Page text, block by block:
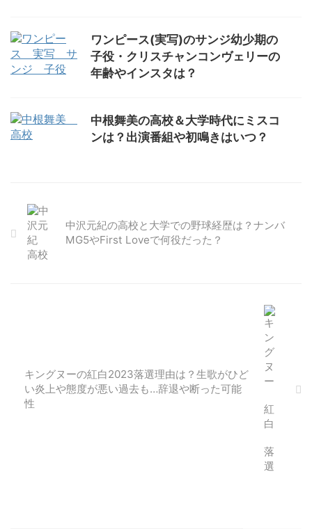
ワンピース(実写)のサンジ幼少期の
子役・クリスチャンコンヴェリーの
年齢やインスタは？
中根舞美の高校＆大学時代にミスコ
ンは？出演番組や初鳴きはいつ？
中沢元紀の高校と大学での野球経歴は？ナンバ
MG5やFirst Loveで何役だった？
キングヌーの紅白2023落選理由は？生歌がひど
い炎上や態度が悪い過去も…辞退や断った可能
性